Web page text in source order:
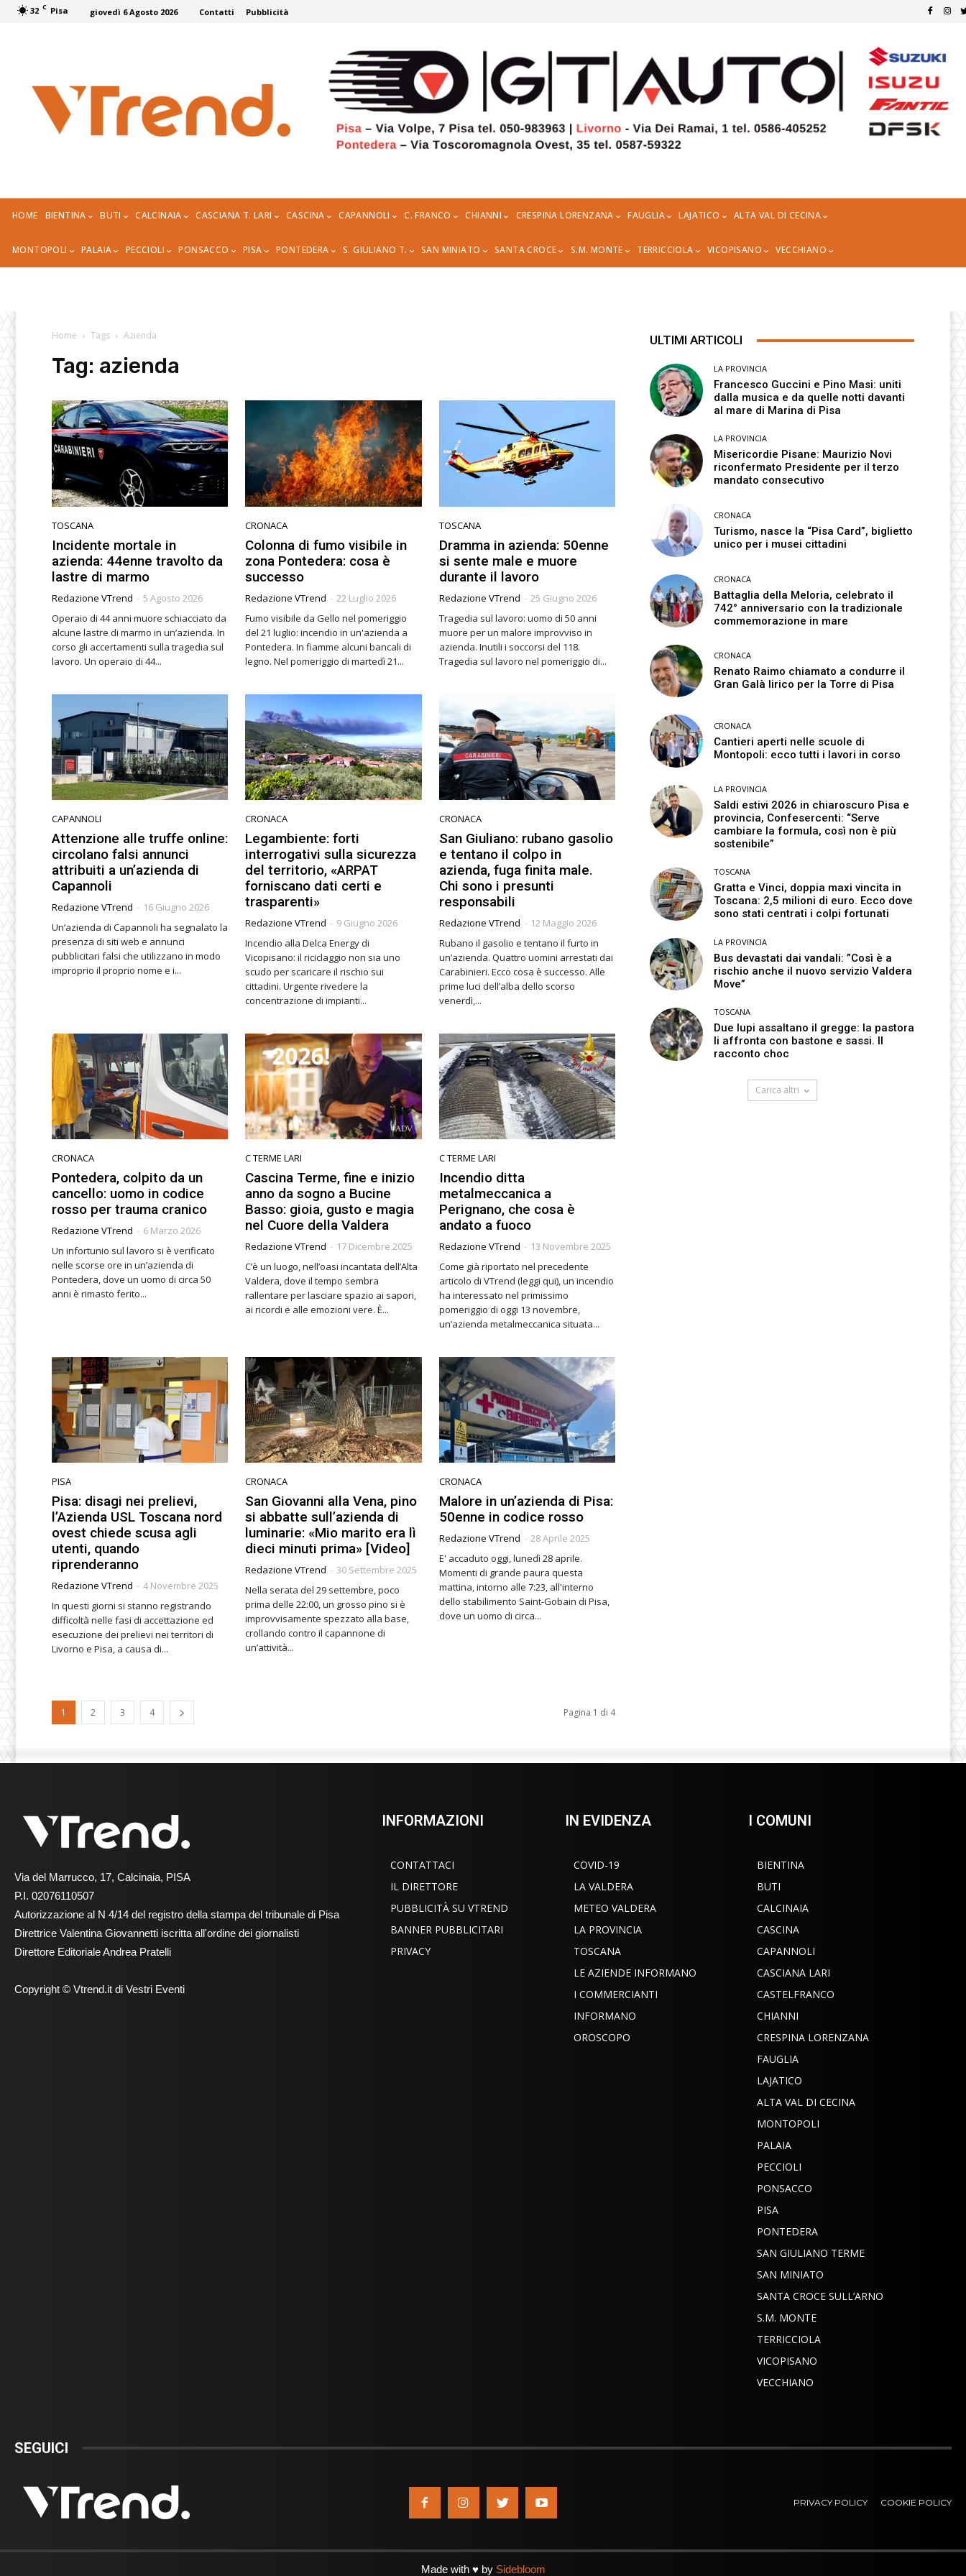
32 C Pisa giovedì 6 Agosto 2026 Contatti Pubblicità
HOME BIENTINA BUTI CALCINAIA CASCIANA T. LARI CASCINA CAPANNOLI C. FRANCO CHIANNI CRESPINA LORENZANA FAUGLIA LAJATICO ALTA VAL DI CECINA
MONTOPOLI PALAIA PECCIOLI PONSACCO PISA PONTEDERA S. GIULIANO T. SAN MINIATO SANTA CROCE S.M. MONTE TERRICCIOLA VICOPISANO VECCHIANO
Home Tags Azienda
Tag: azienda
TOSCANA
Incidente mortale in
azienda: 44enne travolto da
lastre di marmo
Redazione VTrend - 5 Agosto 2026
Operaio di 44 anni muore schiacciato da
alcune lastre di marmo in un’azienda. In
corso gli accertamenti sulla tragedia sul
lavoro. Un operaio di 44...
CRONACA
Colonna di fumo visibile in
zona Pontedera: cosa è
successo
Redazione VTrend - 22 Luglio 2026
Fumo visibile da Gello nel pomeriggio
del 21 luglio: incendio in un'azienda a
Pontedera. In fiamme alcuni bancali di
legno. Nel pomeriggio di martedì 21...
TOSCANA
Dramma in azienda: 50enne
si sente male e muore
durante il lavoro
Redazione VTrend - 25 Giugno 2026
Tragedia sul lavoro: uomo di 50 anni
muore per un malore improvviso in
azienda. Inutili i soccorsi del 118.
Tragedia sul lavoro nel pomeriggio di...
CAPANNOLI
Attenzione alle truffe online:
circolano falsi annunci
attribuiti a un’azienda di
Capannoli
Redazione VTrend - 16 Giugno 2026
Un’azienda di Capannoli ha segnalato la
presenza di siti web e annunci
pubblicitari falsi che utilizzano in modo
improprio il proprio nome e i...
CRONACA
Legambiente: forti
interrogativi sulla sicurezza
del territorio, «ARPAT
forniscano dati certi e
trasparenti»
Redazione VTrend - 9 Giugno 2026
Incendio alla Delca Energy di
Vicopisano: il riciclaggio non sia uno
scudo per scaricare il rischio sui
cittadini. Urgente rivedere la
concentrazione di impianti...
CRONACA
San Giuliano: rubano gasolio
e tentano il colpo in
azienda, fuga finita male.
Chi sono i presunti
responsabili
Redazione VTrend - 12 Maggio 2026
Rubano il gasolio e tentano il furto in
un’azienda. Quattro uomini arrestati dai
Carabinieri. Ecco cosa è successo. Alle
prime luci dell’alba dello scorso
venerdì,...
CRONACA
Pontedera, colpito da un
cancello: uomo in codice
rosso per trauma cranico
Redazione VTrend - 6 Marzo 2026
Un infortunio sul lavoro si è verificato
nelle scorse ore in un’azienda di
Pontedera, dove un uomo di circa 50
anni è rimasto ferito...
C TERME LARI
Cascina Terme, fine e inizio
anno da sogno a Bucine
Basso: gioia, gusto e magia
nel Cuore della Valdera
Redazione VTrend - 17 Dicembre 2025
C’è un luogo, nell’oasi incantata dell’Alta
Valdera, dove il tempo sembra
rallentare per lasciare spazio ai sapori,
ai ricordi e alle emozioni vere. È...
C TERME LARI
Incendio ditta
metalmeccanica a
Perignano, che cosa è
andato a fuoco
Redazione VTrend - 13 Novembre 2025
Come già riportato nel precedente
articolo di VTrend (leggi qui), un incendio
ha interessato nel primissimo
pomeriggio di oggi 13 novembre,
un’azienda metalmeccanica situata...
PISA
Pisa: disagi nei prelievi,
l’Azienda USL Toscana nord
ovest chiede scusa agli
utenti, quando
riprenderanno
Redazione VTrend - 4 Novembre 2025
In questi giorni si stanno registrando
difficoltà nelle fasi di accettazione ed
esecuzione dei prelievi nei territori di
Livorno e Pisa, a causa di...
CRONACA
San Giovanni alla Vena, pino
si abbatte sull’azienda di
luminarie: «Mio marito era lì
dieci minuti prima» [Video]
Redazione VTrend - 30 Settembre 2025
Nella serata del 29 settembre, poco
prima delle 22:00, un grosso pino si è
improvvisamente spezzato alla base,
crollando contro il capannone di
un’attività...
CRONACA
Malore in un’azienda di Pisa:
50enne in codice rosso
Redazione VTrend - 28 Aprile 2025
E' accaduto oggi, lunedì 28 aprile.
Momenti di grande paura questa
mattina, intorno alle 7:23, all'interno
dello stabilimento Saint-Gobain di Pisa,
dove un uomo di circa...
1 2 3 4 Pagina 1 di 4
ULTIMI ARTICOLI
LA PROVINCIA
Francesco Guccini e Pino Masi: uniti
dalla musica e da quelle notti davanti
al mare di Marina di Pisa
LA PROVINCIA
Misericordie Pisane: Maurizio Novi
riconfermato Presidente per il terzo
mandato consecutivo
CRONACA
Turismo, nasce la “Pisa Card”, biglietto
unico per i musei cittadini
CRONACA
Battaglia della Meloria, celebrato il
742° anniversario con la tradizionale
commemorazione in mare
CRONACA
Renato Raimo chiamato a condurre il
Gran Galà lirico per la Torre di Pisa
CRONACA
Cantieri aperti nelle scuole di
Montopoli: ecco tutti i lavori in corso
LA PROVINCIA
Saldi estivi 2026 in chiaroscuro Pisa e
provincia, Confesercenti: “Serve
cambiare la formula, così non è più
sostenibile”
TOSCANA
Gratta e Vinci, doppia maxi vincita in
Toscana: 2,5 milioni di euro. Ecco dove
sono stati centrati i colpi fortunati
LA PROVINCIA
Bus devastati dai vandali: ”Così è a
rischio anche il nuovo servizio Valdera
Move”
TOSCANA
Due lupi assaltano il gregge: la pastora
li affronta con bastone e sassi. Il
racconto choc
Carica altri
Via del Marrucco, 17, Calcinaia, PISA
P.I. 02076110507
Autorizzazione al N 4/14 del registro della stampa del tribunale di Pisa
Direttrice Valentina Giovannetti iscritta all'ordine dei giornalisti
Direttore Editoriale Andrea Pratelli
Copyright © Vtrend.it di Vestri Eventi
INFORMAZIONI
CONTATTACI
IL DIRETTORE
PUBBLICITÀ SU VTREND
BANNER PUBBLICITARI
PRIVACY
IN EVIDENZA
COVID-19
LA VALDERA
METEO VALDERA
LA PROVINCIA
TOSCANA
LE AZIENDE INFORMANO
I COMMERCIANTI
INFORMANO
OROSCOPO
I COMUNI
BIENTINA
BUTI
CALCINAIA
CASCINA
CAPANNOLI
CASCIANA LARI
CASTELFRANCO
CHIANNI
CRESPINA LORENZANA
FAUGLIA
LAJATICO
ALTA VAL DI CECINA
MONTOPOLI
PALAIA
PECCIOLI
PONSACCO
PISA
PONTEDERA
SAN GIULIANO TERME
SAN MINIATO
SANTA CROCE SULL’ARNO
S.M. MONTE
TERRICCIOLA
VICOPISANO
VECCHIANO
SEGUICI
PRIVACY POLICY COOKIE POLICY
Made with ♥ by Sidebloom